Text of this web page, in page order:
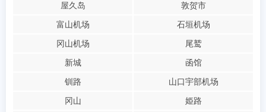
屋久岛
敦贺市
富山机场
石垣机场
冈山机场
尾鹫
新城
函馆
钏路
山口宇部机场
冈山
姫路